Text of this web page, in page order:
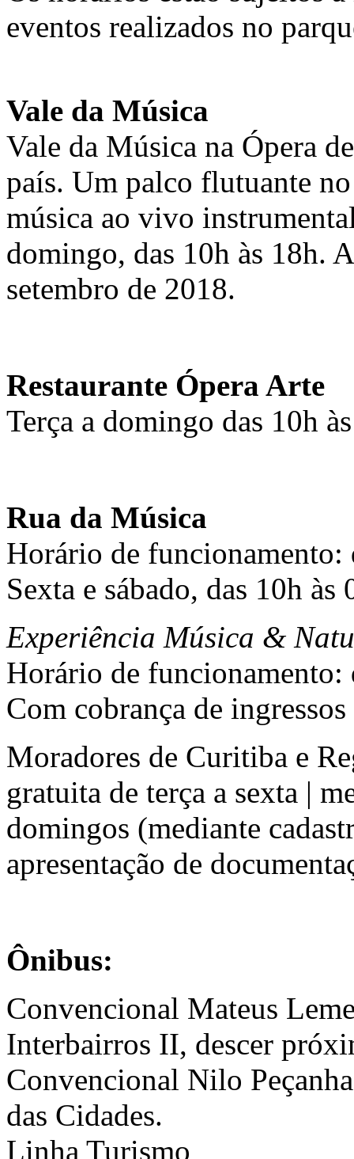
eventos realizados no
Vale da Música
Vale da Música na Ópera
país. Um palco flutuante
música ao vivo
domingo, das 10h às 18h.
setembro de 2018.
Restaurante Ópera Arte
Terça a domingo das 10h
Rua da Música
Horário de funcionamento:
Sexta e sábado, das 10h
Experiência Música &
Horário de funcionamento:
Com cobrança de ingressos
Moradores de Curitiba e
gratuita de terça a sexta |
domingos (mediante
apresentação de
Ônibus:
Convencional Mateus
Interbairros II, descer
Convencional Nilo
das Cidades.
Linha Turismo